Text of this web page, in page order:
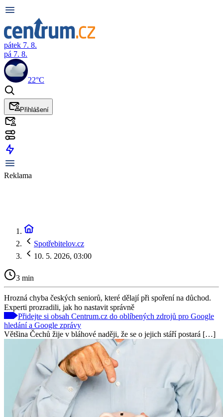
pátek 7. 8.
pá 7. 8.
22°C
Přihlášení
Reklama
Spotřebitelov.cz
10. 5. 2026, 03:00
3 min
Hrozná chyba českých seniorů, které dělají při spoření na důchod.
Experti prozradili, jak ho nastavit správně
Přidejte si obsah Centrum.cz do oblíbených zdrojů pro Google
hledání a Google zprávy
Většina Čechů žije v bláhové naději, že se o jejich stáří postará […]